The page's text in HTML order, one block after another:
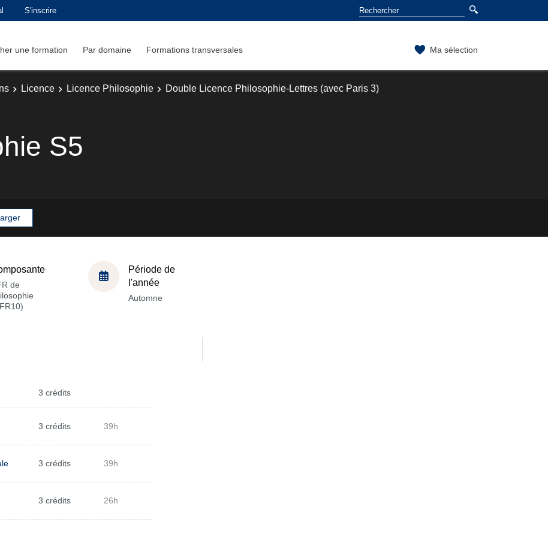
S'inscrire
une formation Par domaine Formations transversales Ma sélection
Licence Licence Philosophie
Double Licence Philosophie-Lettres (avec Paris 3)
S5
de
Période de
l'année
Automne
3 crédits
3 crédits 39h
3 crédits 39h
3 crédits 26h